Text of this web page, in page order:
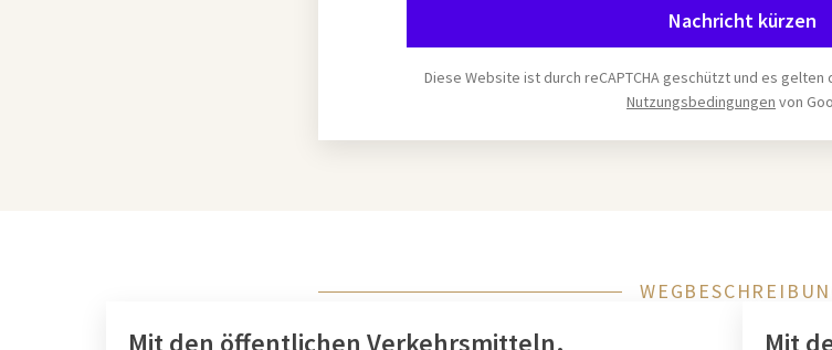
Nachricht kürzen
Diese Website ist durch reCAPTCHA geschützt und es gelten
Nutzungsbedingungen von
Mit den öffentlichen Verkehrsmitteln. Mit